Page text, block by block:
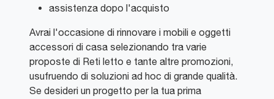
assistenza dopo l'acquisto
Avrai l'occasione di rinnovare i mobili e oggetti
accessori di casa selezionando tra varie
proposte di Reti letto e tante altre promozioni,
usufruendo di soluzioni ad hoc di grande qualità.
Se desideri un progetto per la tua prima